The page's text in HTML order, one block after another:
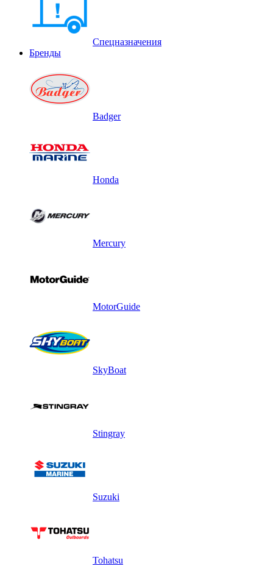
Спецназначения
Бренды
Badger
Honda
Mercury
MotorGuide
SkyBoat
Stingray
Suzuki
Tohatsu